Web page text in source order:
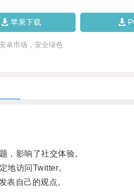
苹果下载
卓市场，安全绿色
影响了社交体验。
访问Twitter。
自己的观点。